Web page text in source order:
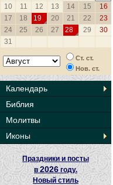
10
11 12 13 14 15
16
17
18 19 20 21 22
23
24
25 26 27 28 29
30
31
Ст. ст.
Нов. ст.
Календарь
Библия
Молитвы
Иконы
Праздники и посты
в2026 году.
Новый стиль